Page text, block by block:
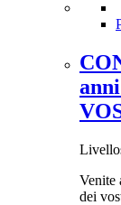
Venite
dei